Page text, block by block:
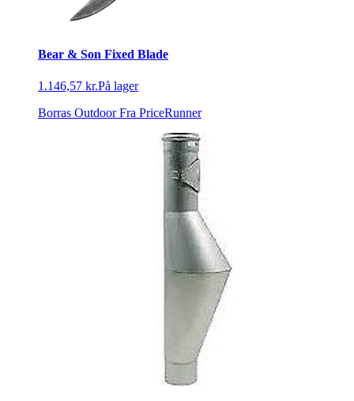
Bear & Son Fixed Blade
1.146,57 kr.På lager
Borras Outdoor Fra PriceRunner